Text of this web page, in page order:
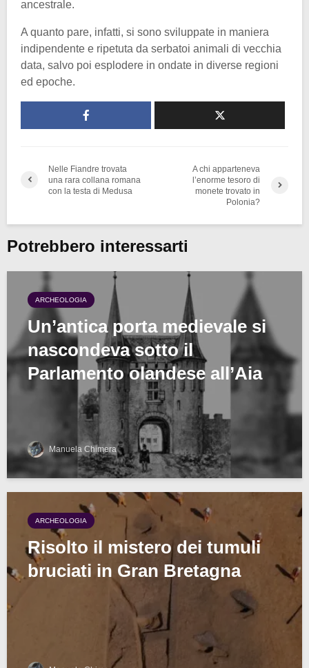
ancestrale.
A quanto pare, infatti, si sono sviluppate in maniera
indipendente e ripetuta da serbatoi animali di vecchia
data, salvo poi esplodere in ondate in diverse regioni
ed epoche.
Nelle Fiandre trovata
una rara collana romana
con la testa di Medusa
A chi apparteneva
l’enorme tesoro di
monete trovato in
Polonia?
Potrebbero interessarti
ARCHEOLOGIA
Un’antica porta medievale si
nascondeva sotto il
Parlamento olandese all’Aia
Manuela Chimera
ARCHEOLOGIA
Risolto il mistero dei tumuli
bruciati in Gran Bretagna